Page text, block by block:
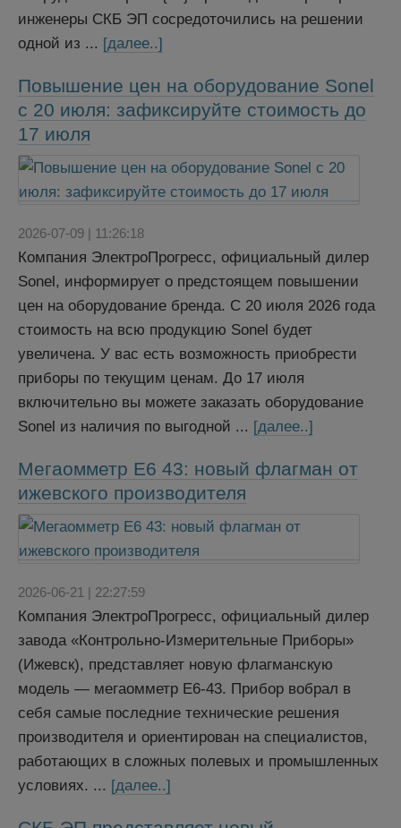
инженеры СКБ ЭП сосредоточились на решении
одной из ... [далее..]
Повышение цен на оборудование Sonel
с 20 июля: зафиксируйте стоимость до
17 июля
2026-07-09 | 11:26:18
Компания ЭлектроПрогресс, официальный дилер
Sonel, информирует о предстоящем повышении
цен на оборудование бренда. С 20 июля 2026 года
стоимость на всю продукцию Sonel будет
увеличена. У вас есть возможность приобрести
приборы по текущим ценам. До 17 июля
включительно вы можете заказать оборудование
Sonel из наличия по выгодной ... [далее..]
Мегаомметр Е6 43: новый флагман от
ижевского производителя
2026-06-21 | 22:27:59
Компания ЭлектроПрогресс, официальный дилер
завода «Контрольно-Измерительные Приборы»
(Ижевск), представляет новую флагманскую
модель — мегаомметр Е6‑43. Прибор вобрал в
себя самые последние технические решения
производителя и ориентирован на специалистов,
работающих в сложных полевых и промышленных
условиях. ... [далее..]